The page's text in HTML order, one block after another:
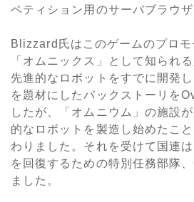
ペティション用のサーバブラウザ
Blizzard 氏はこのゲームのプロ
「オムニックス」として知られ
先進的なロボットをすでに開発
を題材にしたバックストーリを
したが、「オムニウム」の施設
的なロボットを製造し始めたこ
わりました。それを受けて国連
を回復するための特別任務部隊、
ました。